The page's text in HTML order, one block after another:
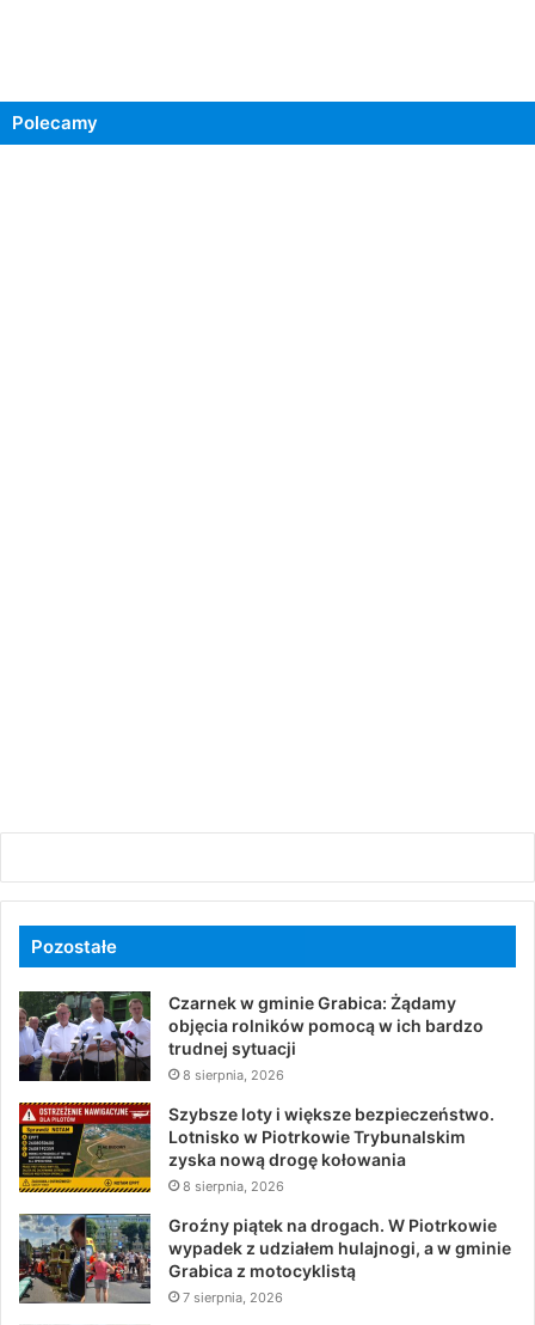
Polecamy
Pozostałe
Czarnek w gminie Grabica: Żądamy
objęcia rolników pomocą w ich bardzo
trudnej sytuacji
8 sierpnia, 2026
Szybsze loty i większe bezpieczeństwo.
Lotnisko w Piotrkowie Trybunalskim
zyska nową drogę kołowania
8 sierpnia, 2026
Groźny piątek na drogach. W Piotrkowie
wypadek z udziałem hulajnogi, a w gminie
Grabica z motocyklistą
7 sierpnia, 2026